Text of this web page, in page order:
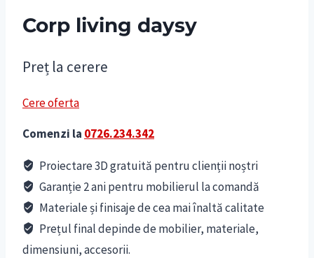
Corp living daysy
Preț la cerere
Cere oferta
Comenzi la 0726.234.342
Proiectare 3D gratuită pentru clienții noștri
Garanție 2 ani pentru mobilierul la comandă
Materiale și finisaje de cea mai înaltă calitate
Prețul final depinde de mobilier, materiale,
dimensiuni, accesorii.